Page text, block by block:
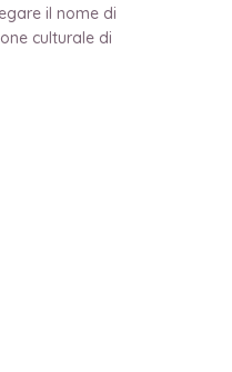
il nome di
culturale di